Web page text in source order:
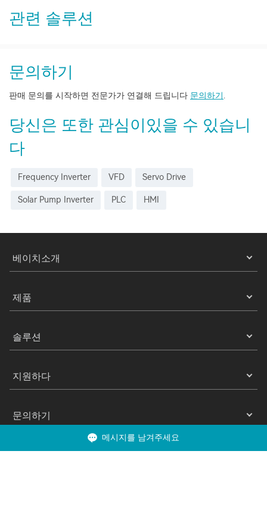
관련 솔루션
문의하기
판매 문의를 시작하면 전문가가 연결해 드립니다 문의하기.
당신은 또한 관심이있을 수 있습니
다
Frequency Inverter VFD Servo Drive
Solar Pump Inverter PLC HMI
베이치소개
제품
솔루션
지원하다
문의하기
Copyright 2025 ©베이치 All Rights Reserved.
메시지를 남겨주세요